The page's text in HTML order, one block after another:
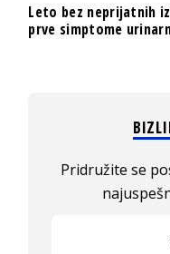
Leto bez neprijatnih
prve simptome
Pridružite se